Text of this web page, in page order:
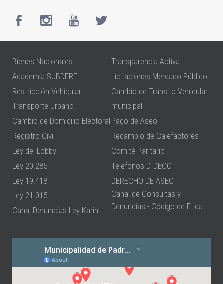
Bienes Nacionales
Academia SUBDERE
Restricción Vehicular
Transporte Urbano
Cambio de Domicilio Electoral
Registro Civil
Ley del Lobby
Ley 20.285
Ley 19.418
Ley 21.015
Canal Denuncias Ley Karin
Transparencia Activa
Licitaciones Mercado Público
Cambio de Tránsito Vehicular
municipal
Pago de Aseo
Recambio de Calefactores
Comité Paritario
Telefonos DIDECO
DERECHO DE ASEO
Canal de Consultas y
Denuncias - Código de Ética